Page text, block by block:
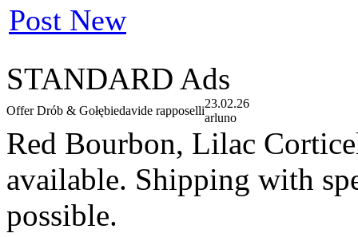
Post New
STANDARD Ads
Offer Drób & Gołębiedavide rapposelli
23.02.26
arluno
Red Bourbon, Lilac
available. Shipping with
possible.